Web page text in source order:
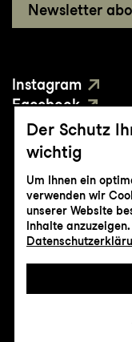
Newsletter
Instagram
Facebook
YouTube
©
St.Gallen
Impressum
Der Schutz
wichtig
Um Ihnen ein
verwenden wir
unserer Website
Inhalte